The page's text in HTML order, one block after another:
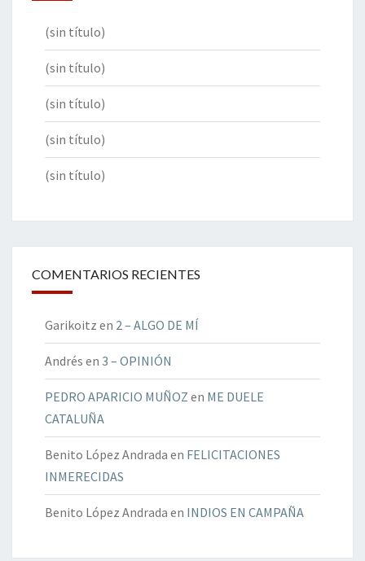
(sin título)
(sin título)
(sin título)
(sin título)
(sin título)
COMENTARIOS RECIENTES
Garikoitz en 2 – ALGO DE MÍ
Andrés en 3 – OPINIÓN
PEDRO APARICIO MUÑOZ en ME DUELE
CATALUÑA
Benito López Andrada en FELICITACIONES
INMERECIDAS
Benito López Andrada en INDIOS EN CAMPAÑA